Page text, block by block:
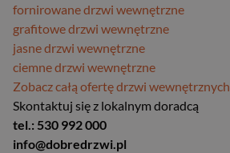
fornirowane drzwi wewnętrzne
grafitowe drzwi wewnętrzne
jasne drzwi wewnętrzne
ciemne drzwi wewnętrzne
Zobacz całą ofertę drzwi wewnętrznych
Skontaktuj się z lokalnym doradcą
tel.: 530 992 000
info@dobredrzwi.pl